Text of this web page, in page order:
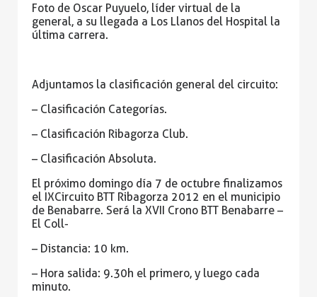
Foto de Oscar Puyuelo, líder virtual de la
general, a su llegada a Los Llanos del Hospital la
última carrera.
Adjuntamos la clasificación general del circuito:
– Clasificación Categorías.
– Clasificación Ribagorza Club.
– Clasificación Absoluta.
El próximo domingo día 7 de octubre finalizamos
el IXCircuito BTT Ribagorza 2012 en el municipio
de Benabarre. Será la XVII Crono BTT Benabarre –
El Coll-
– Distancia: 10 km.
– Hora salida: 9.30h el primero, y luego cada
minuto.